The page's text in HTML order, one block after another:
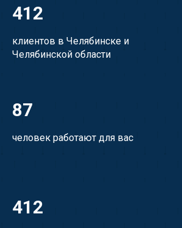
412
клиентов в Челябинске и
Челябинской области
87
человек работают для вас
412